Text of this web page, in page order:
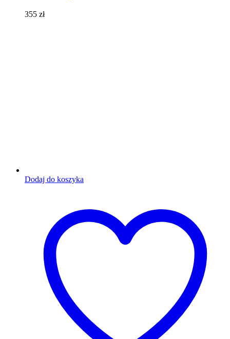
355 zł
Dodaj do koszyka